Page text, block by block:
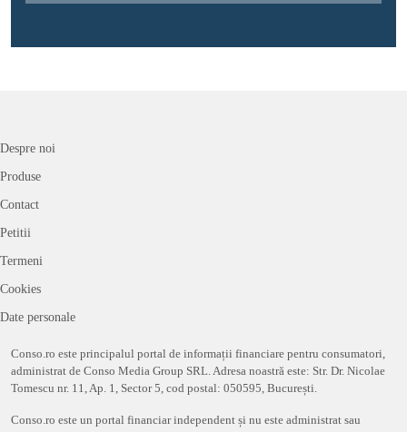
Despre noi
Produse
Contact
Petitii
Termeni
Cookies
Date personale
Conso.ro este principalul portal de informații financiare pentru consumatori,
administrat de Conso Media Group SRL. Adresa noastră este: Str. Dr. Nicolae
Tomescu nr. 11, Ap. 1, Sector 5, cod postal: 050595, București.
Conso.ro este un portal financiar independent și nu este administrat sau